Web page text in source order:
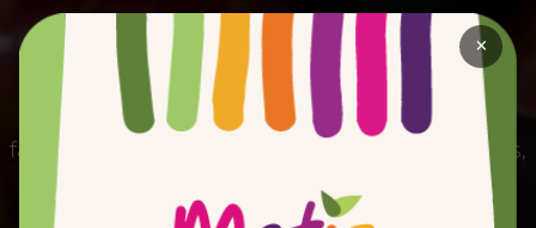
Contact
Si vous avez aimé Metis® et vous voulez nous
faire part de vos commentaires ou suggestions,
veuillez utiliser le formulaire de contact ci-
dessous.
×